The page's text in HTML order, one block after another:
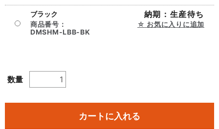
ブラック 納期：生産待ち
商品番号：
DMSHM-LBB-BK
お気に入りに追加
数量
カートに入れる